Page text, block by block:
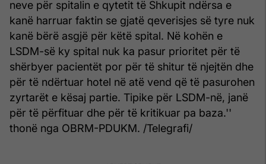
neve për spitalin e qytetit të Shkupit ndërsa e
kanë harruar faktin se gjatë qeverisjes së tyre nuk
kanë bërë asgjë për këtë spital. Në kohën e
LSDM-së ky spital nuk ka pasur prioritet për të
shërbyer pacientët por për të shitur të njejtën dhe
për të ndërtuar hotel në atë vend që të pasurohen
zyrtarët e kësaj partie. Tipike për LSDM-në, janë
për të përfituar dhe për të kritikuar pa baza.''
thonë nga OBRM-PDUKM. /Telegrafi/